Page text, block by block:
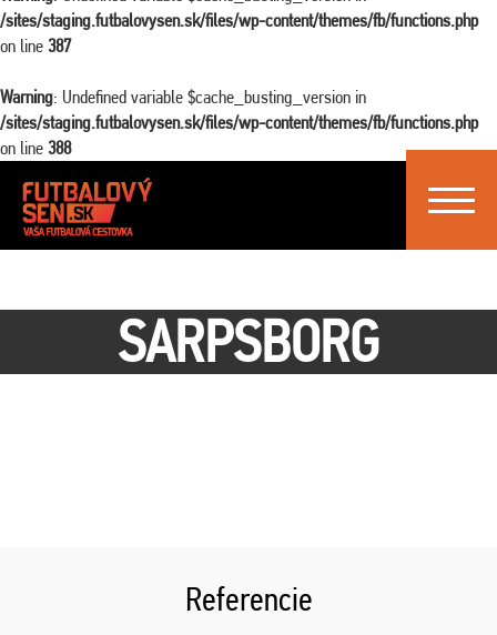
/sites/staging.futbalovysen.sk/files/wp-content/themes/fb/functions.php
on line 387
Warning: Undefined variable $cache_busting_version in
/sites/staging.futbalovysen.sk/files/wp-content/themes/fb/functions.php
on line 388
Toggle
SARPSBORG
Referencie